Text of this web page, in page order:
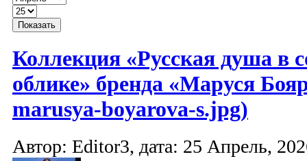
Коллекция «Русская душа в
облике» бренда «Маруся
marusya-boyarova-s.jpg)
Автор: Editor3, дата: 25 Апрель,